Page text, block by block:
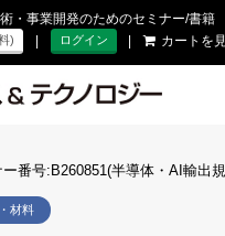
・事業開発のためのセミナー/書籍
) | ログイン | カートを
ー番号:B260851(半導体・AI輸出
材料